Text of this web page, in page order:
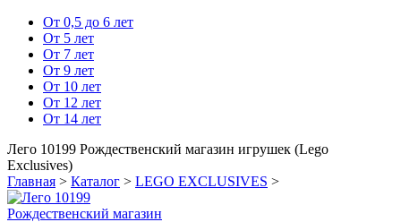
От 0,5 до 6 лет
От 5 лет
От 7 лет
От 9 лет
От 10 лет
От 12 лет
От 14 лет
Лего 10199 Рождественский магазин игрушек (Lego
Exclusives)
Главная > Каталог > LEGO EXCLUSIVES >